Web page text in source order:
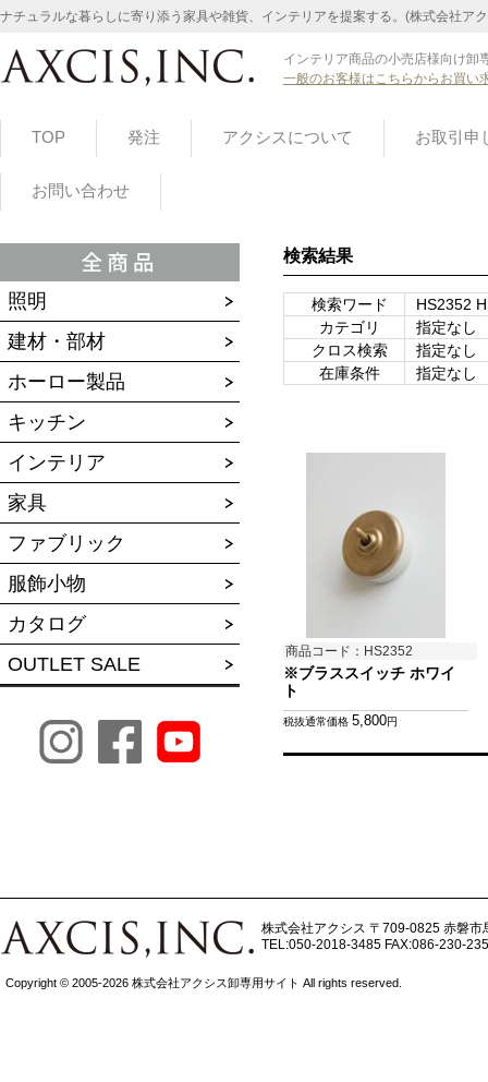
ナチュラルな暮らしに寄り添う家具や雑貨、インテリアを提案する。(株式会社ア
インテリア商品の小売店様向け卸
一般のお客様はこちらからお買い
TOP 発注 アクシスについて お取引申
お問い合わせ
照明
建材・部材
ホーロー製品
キッチン
インテリア
家具
ファブリック
服飾小物
カタログ
OUTLET SALE
検索結果
検索ワード
HS2352
カテゴリ
指定なし
クロス検索
指定なし
在庫条件
指定なし
商品コード：HS2352
※ブラススイッチ ホワイ
ト
税抜通常価格 5,800円
株式会社アクシス 〒709-0825 赤磐市
TEL:050-2018-3485 FAX:086-230-
Copyright © 2005-2026 株式会社アクシス卸専用サイト All rights reserved.